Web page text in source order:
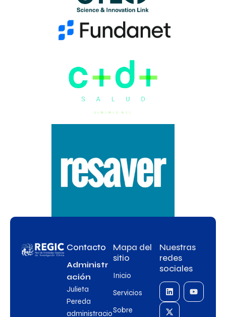
Contacto
Administr
ación
Julieta
Pereda
administracio
Mapa del
sitio
Inicio
Servicios
Sobre
Nuestras
redes
sociales